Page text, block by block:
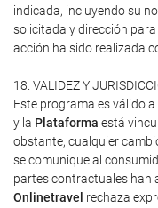
indicada, incluyendo su
solicitada y dirección
acción ha sido realizada
18. VALIDEZ Y
Este programa es válido
y la Plataforma está
obstante, cualquier
se comunique al
partes contractuales han
Onlinetravel rechaza